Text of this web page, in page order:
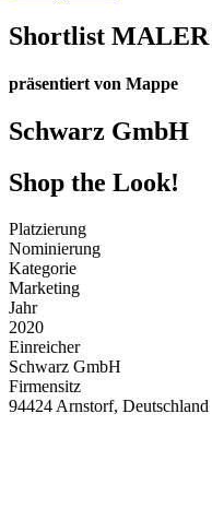
Shortlist MALER
präsentiert von Mappe
Schwarz GmbH
Shop the Look!
Platzierung
Nominierung
Kategorie
Marketing
Jahr
2020
Einreicher
Schwarz GmbH
Firmensitz
94424 Arnstorf, Deutschland